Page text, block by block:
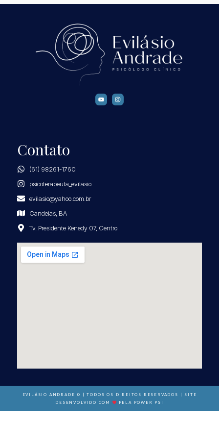
Contato
(61) 98261-1760
psicoterapeuta_evilasio
evilasio@yahoo.com.br
Candeias, BA
Tv. Presidente Kenedy 07, Centro
EVILÁSIO ANDRADE © | TODOS OS DIREITOS RESERVADOS | SITE
DESENVOLVIDO COM
PELA POWER PSI